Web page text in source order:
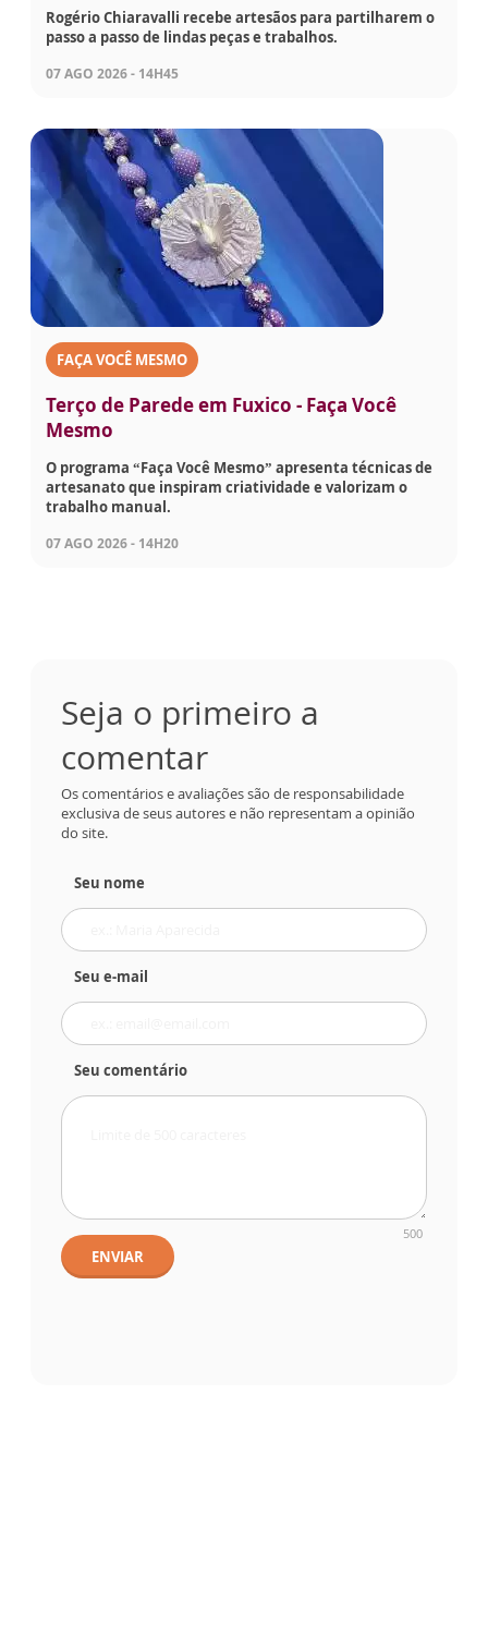
Rogério Chiaravalli recebe artesãos para partilharem o
passo a passo de lindas peças e trabalhos.
07 AGO 2026 - 14H45
FAÇA VOCÊ MESMO
Terço de Parede em Fuxico - Faça Você
Mesmo
O programa “Faça Você Mesmo” apresenta técnicas de
artesanato que inspiram criatividade e valorizam o
trabalho manual.
07 AGO 2026 - 14H20
Seja o primeiro a
comentar
Os comentários e avaliações são de responsabilidade
exclusiva de seus autores e não representam a opinião
do site.
Seu nome
Seu e-mail
Seu comentário
500
ENVIAR